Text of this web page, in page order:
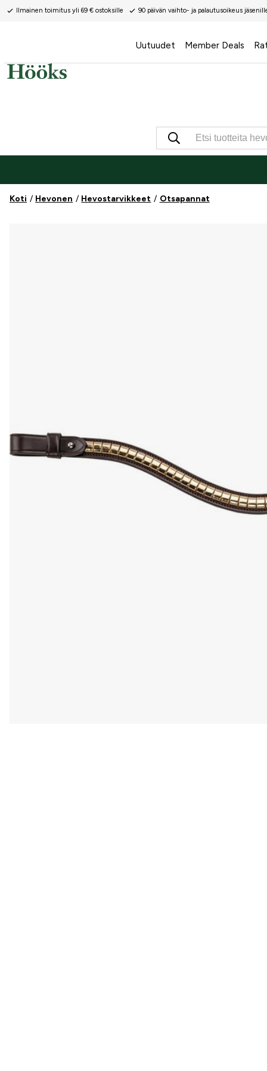
Ilmainen toimitus yli 69 € ostoksille 90 päivän vaihto- ja palautusoikeus
Uutuudet Member Deals
Koti Hevonen Hevostarvikkeet Otsapannat